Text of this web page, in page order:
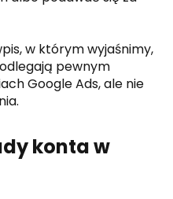
w którym wyjaśnimy,
pewnym
Google Ads, ale nie
konta w